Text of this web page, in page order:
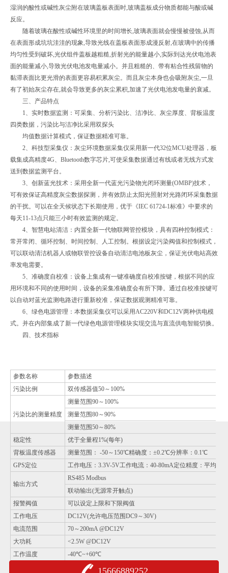
湿润的酸性或碱性灰尘附在玻璃盖板表面时,玻璃盖板成分物质都能与酸或碱
反应。
随着玻璃在酸性或碱性环境里的时间增长,玻璃表面就会慢慢被侵蚀,从而
在表面形成坑坑洼洼的现象,导致光线在盖板表面形成漫反射,在玻璃中的传播
均匀性受到破坏,光伏组件盖板越粗糙,折射光的能量越小,实际到达光伏电池表
面的能量减小,导致光伏电池发电量减小。并且粗糙的、带有粘合性残留物的
黏滞表面比更光滑的表面更容易积累灰尘。而且灰尘本身也会吸附灰尘,一旦
有了初始灰尘存在,就会导致更多的灰尘累积,加速了光伏电池发电量的衰减。
三、产品特点
1、实时数据监测：可采集、分析污染比、洁净比、灰尘厚度、背板温度
四类数据，污染比与洁净比采用双探头
均值数据计算模式，保证数据精准可靠。
2、科技型采集仪：灰尘环境数据采集仪采用新一代32位MCU处理器，板
载集成高精度4G、Bluetooth数字芯片,可使采集数据通过有线或者无线方式发
送到数据监测平台。
3、创新蓝光技术：采用全新一代蓝光污染物光闭环测量(OMBP)技术，
可有效保证高精度灰尘数据探测，并有效防止太阳光照射对光路闭环采集数据
的干扰。可以在全天候状态下长期使用，优于《IEC 61724-1标准》中要求的
每天11-13点只能三小时有效监测的规定。
4、智慧电站清洁：内置全新一代物联网管控模块，具有四种控制模式：
常开常闭、循环控制、时间控制、人工控制。根据设定污染阀值和控制模式，
可以联动清洁机器人或物联管控设备自动清洁电池板灰尘，保证光伏电站高效
率发电需要。
5、准确度自校准：设备上集成有一键准确度自校准按键，根据不同的应
用环境和不同的使用时间，设备的采集准确度会有所下降。通过自校准按键可
以自动对蓝光监测电路进行重新校准，保证数据观测精准可靠。
6、绿色电源管理：本数据采集仪可以采用AC220V和DC12V两种供电模
式。并在内部集成了新一代绿色电源管理模块实现交流与直流供电智能切换。
四、技术指标
参数名称
参数描述
污染比例
双传感器值50～100%
污染比的测量精度
测量范围90～100%
测量范围80～90%
测量范围50～80%
稳定性
优于全量程1%(每年)
背板温度传感器
测量范围： -50～150℃精确度：±0.2℃分辨率：0.1℃
GPS定位
工作电压：3.3V-5V工作电流：40-80mA定位精度：平均值
输出方式
RS485 Modbus
联动输出(无源常开触点)
报警阀值
可以设定上限和下限阀值
工作电压
DC12V(允许电压范围DC9～30V)
电流范围
70～200mA @DC12V
大功耗
<2.5W @DC12V
工作温度
-40℃~+60℃
0～90%RH 15666889252